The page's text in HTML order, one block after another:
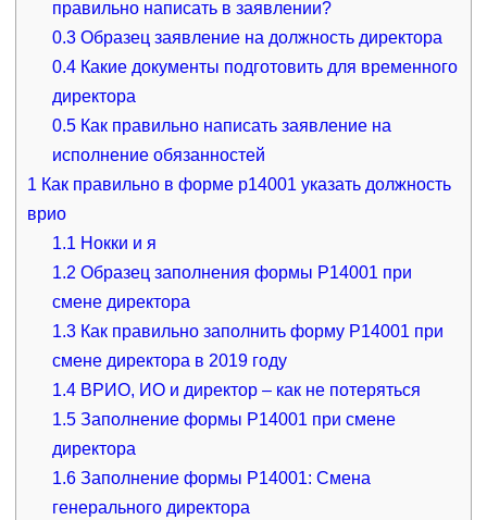
правильно написать в заявлении?
0.3 Образец заявление на должность директора
0.4 Какие документы подготовить для временного
директора
0.5 Как правильно написать заявление на
исполнение обязанностей
1 Как правильно в форме р14001 указать должность
врио
1.1 Нокки и я
1.2 Образец заполнения формы Р14001 при
смене директора
1.3 Как правильно заполнить форму Р14001 при
смене директора в 2019 году
1.4 ВРИО, ИО и директор – как не потеряться
1.5 Заполнение формы Р14001 при смене
директора
1.6 Заполнение формы Р14001: Смена
генерального директора